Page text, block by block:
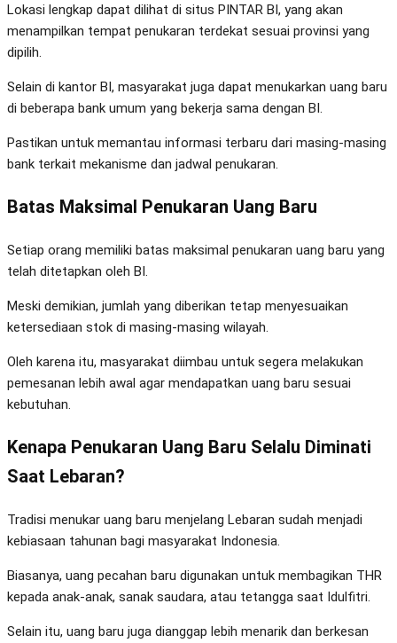
Lokasi lengkap dapat dilihat di situs PINTAR BI, yang akan
menampilkan tempat penukaran terdekat sesuai provinsi yang
dipilih.
Selain di kantor BI, masyarakat juga dapat menukarkan uang baru
di beberapa bank umum yang bekerja sama dengan BI.
Pastikan untuk memantau informasi terbaru dari masing-masing
bank terkait mekanisme dan jadwal penukaran.
Batas Maksimal Penukaran Uang Baru
Setiap orang memiliki batas maksimal penukaran uang baru yang
telah ditetapkan oleh BI.
Meski demikian, jumlah yang diberikan tetap menyesuaikan
ketersediaan stok di masing-masing wilayah.
Oleh karena itu, masyarakat diimbau untuk segera melakukan
pemesanan lebih awal agar mendapatkan uang baru sesuai
kebutuhan.
Kenapa Penukaran Uang Baru Selalu Diminati
Saat Lebaran?
Tradisi menukar uang baru menjelang Lebaran sudah menjadi
kebiasaan tahunan bagi masyarakat Indonesia.
Biasanya, uang pecahan baru digunakan untuk membagikan THR
kepada anak-anak, sanak saudara, atau tetangga saat Idulfitri.
Selain itu, uang baru juga dianggap lebih menarik dan berkesan